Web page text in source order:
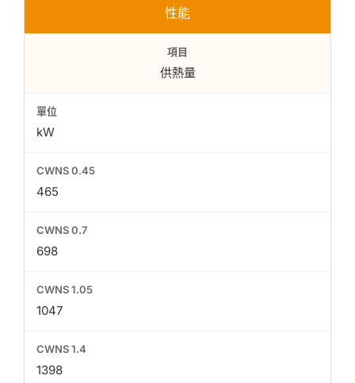
性能
供熱量
kW
465
698
1047
1398